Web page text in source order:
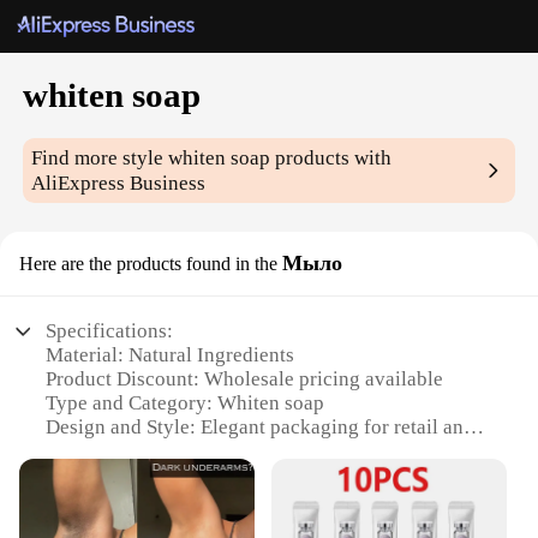
whiten soap
Find more stylewhiten soap products with
AliExpress Business
Here are the products found in the Мыло
Specifications:
Material: Natural Ingredients
Product Discount: Wholesale pricing available
Type and Category: Whiten soap
Design and Style: Elegant packaging for retail and
Usage and Purpose: Skin whitening and brightening
Typical Adaptive Scenario: Personal care routine
for all skin types